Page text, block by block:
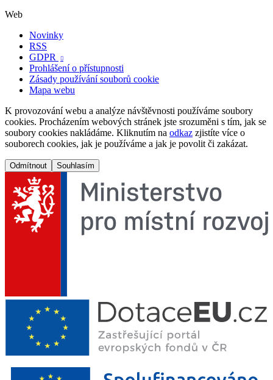
Web
Novinky
RSS
GDPR

Prohlášení o přístupnosti
Zásady používání souborů cookie
Mapa webu
K provozování webu a analýze návštěvnosti používáme soubory
cookies. Procházením webových stránek jste srozuměni s tím, jak se
soubory cookies nakládáme. Kliknutím na odkaz zjistíte více o
souborech cookies, jak je používáme a jak je povolit či zakázat.
Odmítnout Souhlasím